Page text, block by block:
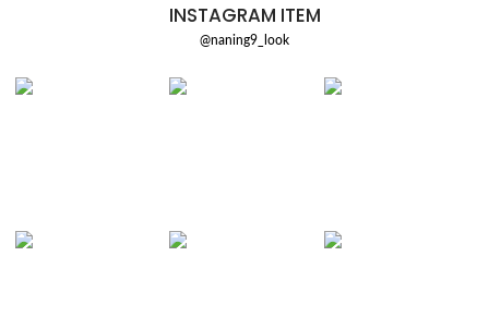
INSTAGRAM ITEM
@naning9_look